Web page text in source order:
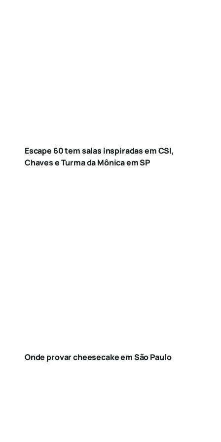
Escape 60 tem salas inspiradas em CSI,
Chaves e Turma da Mônica em SP
Onde provar cheesecake em São Paulo